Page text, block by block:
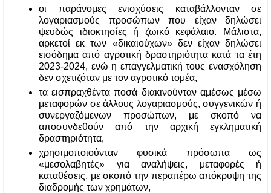
οι παράνομες ενισχύσεις καταβάλλονταν σε
λογαριασμούς προσώπων που είχαν δηλώσει
ψευδώς ιδιοκτησίες ή ζωικό κεφάλαιο. Μάλιστα,
αρκετοί εκ των «δικαιούχων» δεν είχαν δηλώσει
εισόδημα από αγροτική δραστηριότητα κατά τα έτη
2023-2024, ενώ η επαγγελματική τους ενασχόληση
δεν σχετιζόταν με τον αγροτικό τομέα,
τα εισπραχθέντα ποσά διακινούνταν αμέσως μέσω
μεταφορών σε άλλους λογαριασμούς, συγγενικών ή
συνεργαζόμενων προσώπων, με σκοπό να
αποσυνδεθούν από την αρχική εγκληματική
δραστηριότητα,
χρησιμοποιούνταν φυσικά πρόσωπα ως
«μεσολαβητές» για αναλήψεις, μεταφορές ή
καταθέσεις, με σκοπό την περαιτέρω απόκρυψη της
διαδρομής των χρημάτων,